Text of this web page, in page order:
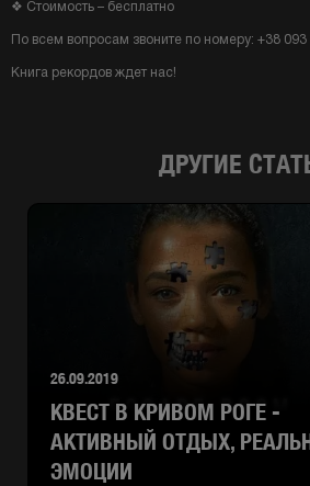
❖ Стоимость – бесплатно
По всем вопросам звоните по номеру: +38 093
Книга рекордов ждет нас!
ДРУГИЕ
КВЕСТ В КРИВОМ РОГЕ -
АКТИВНЫЙ ОТДЫХ,
ЭМОЦИИ
26.09.2019